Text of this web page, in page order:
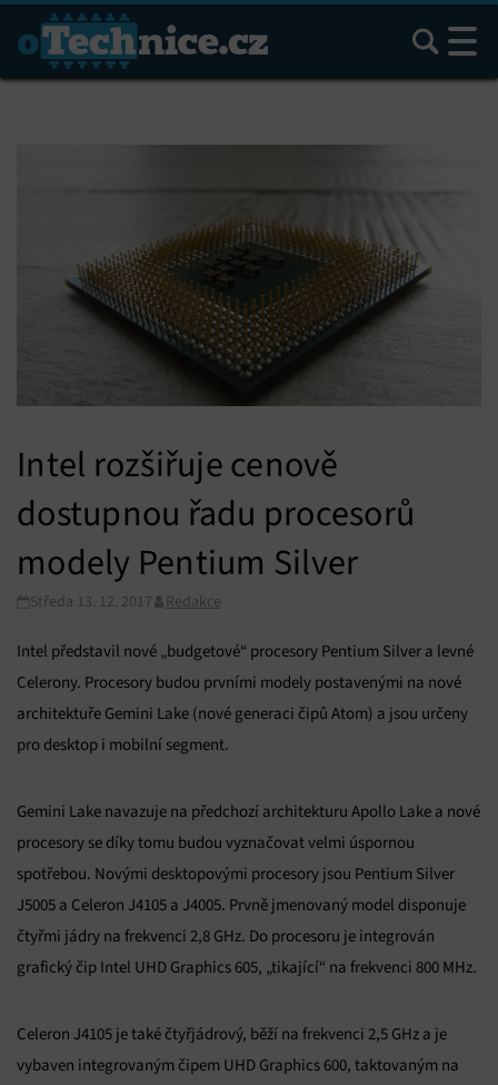
Hledat
Intel rozšiřuje cenově
dostupnou řadu procesorů
modely Pentium Silver
Středa 13. 12. 2017 Redakce
Intel představil nové „budgetové“ procesory Pentium Silver a levné
Celerony. Procesory budou prvními modely postavenými na nové
architektuře Gemini Lake (nové generaci čipů Atom) a jsou určeny
pro desktop i mobilní segment.
Gemini Lake navazuje na předchozí architekturu Apollo Lake a nové
procesory se díky tomu budou vyznačovat velmi úspornou
spotřebou. Novými desktopovými procesory jsou Pentium Silver
J5005 a Celeron J4105 a J4005. Prvně jmenovaný model disponuje
čtyřmi jádry na frekvenci 2,8 GHz. Do procesoru je integrován
grafický čip Intel UHD Graphics 605, „tikající“ na frekvenci 800 MHz.
Celeron J4105 je také čtyřjádrový, běží na frekvenci 2,5 GHz a je
vybaven integrovaným čipem UHD Graphics 600, taktovaným na